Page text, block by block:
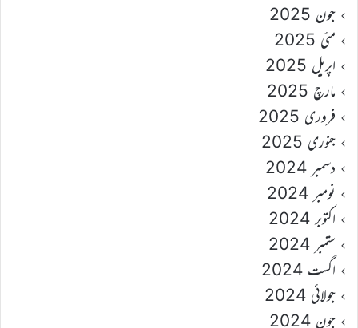
جون 2025
مئی 2025
اپریل 2025
مارچ 2025
فروری 2025
جنوری 2025
دسمبر 2024
نومبر 2024
اکتوبر 2024
ستمبر 2024
اگست 2024
جولائی 2024
جون 2024